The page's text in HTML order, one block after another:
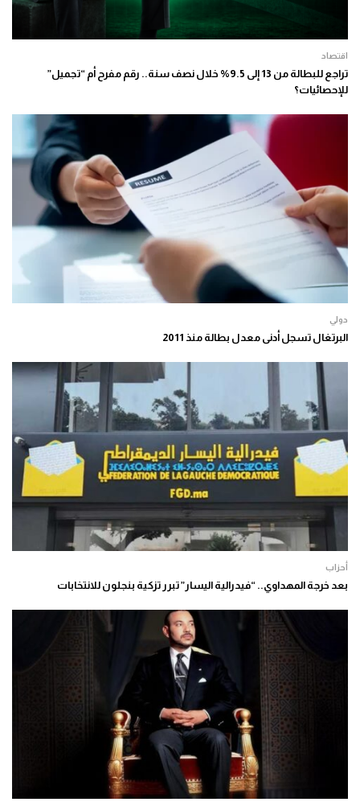
اقتصاد
تراجع للبطالة من 13 إلى 9.5% خلال نصف سنة.. رقم مفرح أم “تجميل”
للإحصائيات؟
دولي
البرتغال تسجل أدنى معدل بطالة منذ 2011
أحزاب
بعد خرجة المهداوي.. “فيدرالية اليسار” تبرر تزكية بنجلون للانتخابات